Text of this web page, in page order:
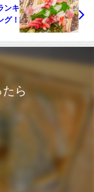
ンキ
グ！
ら